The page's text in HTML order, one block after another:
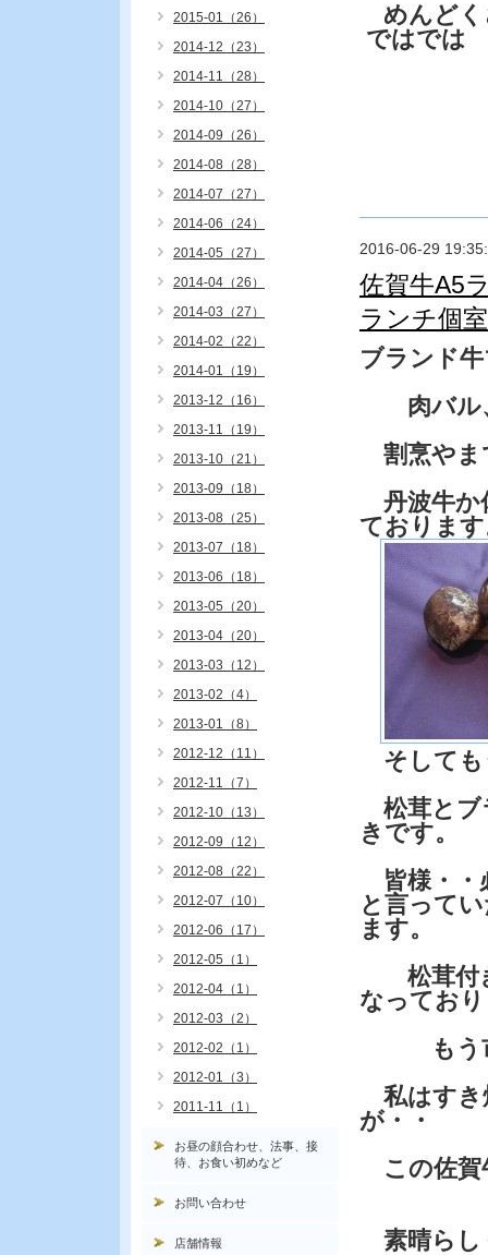
めんどく
ではでは
2016-06-29
佐賀牛A5
ランチ個
ブランド
肉バル、
割烹やま
丹波牛か
ておりま
そしても
松茸とブ
きです。
皆様・・
と言って
ます。
松茸付
なってお
もう市
私はすき
が・・
この佐賀
素晴らし
2015-01（26）
2014-12（23）
2014-11（28）
2014-10（27）
2014-09（26）
2014-08（28）
2014-07（27）
2014-06（24）
2014-05（27）
2014-04（26）
2014-03（27）
2014-02（22）
2014-01（19）
2013-12（16）
2013-11（19）
2013-10（21）
2013-09（18）
2013-08（25）
2013-07（18）
2013-06（18）
2013-05（20）
2013-04（20）
2013-03（12）
2013-02（4）
2013-01（8）
2012-12（11）
2012-11（7）
2012-10（13）
2012-09（12）
2012-08（22）
2012-07（10）
2012-06（17）
2012-05（1）
2012-04（1）
2012-03（2）
2012-02（1）
2012-01（3）
2011-11（1）
お昼の顔合わせ、法事、接
待、お食い初めなど
お問い合わせ
店舗情報